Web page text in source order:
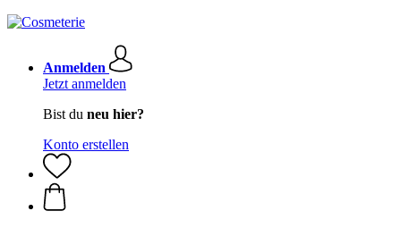
Anmelden
Jetzt anmelden
Bist du neu hier?
Konto erstellen